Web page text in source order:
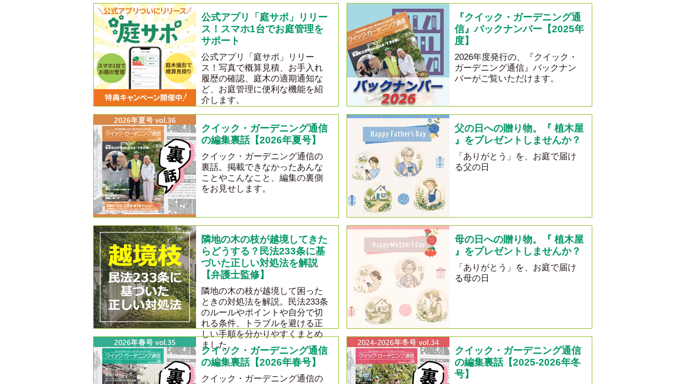
公式アプリ「庭サポ」リリー
ス！スマホ1台でお庭管理を
サポート
公式アプリ「庭サポ」リリー
ス！写真で概算見積、お手入れ
履歴の確認、庭木の適期通知な
ど、お庭管理に便利な機能を紹
介します。
『クイック・ガーデニング通
信』バックナンバー【2025年
度】
2026年度発行の、『クイック・
ガーデニング通信』バックナン
バーがご覧いただけます。
クイック・ガーデニング通信
の編集裏話【2026年夏号】
クイック・ガーデニング通信の
裏話。掲載できなかったあんな
ことやこんなこと、編集の裏側
をお見せします。
父の日への贈り物。『 植木屋
』をプレゼントしませんか？
「ありがとう」を、お庭で届け
る父の日
隣地の木の枝が越境してきた
らどうする？民法233条に基
づいた正しい対処法を解説
【弁護士監修】
隣地の木の枝が越境して困った
ときの対処法を解説。民法233条
のルールやポイントや自分で切
れる条件、トラブルを避ける正
しい手順を分かりやすくまとめ
ました。
母の日への贈り物。『 植木屋
』をプレゼントしませんか？
「ありがとう」を、お庭で届け
る母の日
クイック・ガーデニング通信
の編集裏話【2026年春号】
クイック・ガーデニング通信の
クイック・ガーデニング通信
の編集裏話【2025-2026年冬
号】